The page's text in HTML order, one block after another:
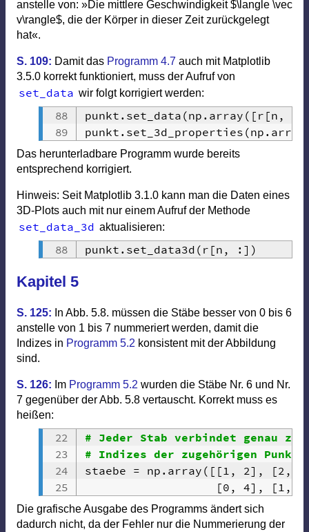
anstelle von: »Die mittlere Geschwindigkeit $\langle \vec
v\rangle$, die der Körper in dieser Zeit zurückgelegt
hat«.
S. 109: Damit das Programm 4.7 auch mit Matplotlib
3.5.0 korrekt funktioniert, muss der Aufruf von
set_data wir folgt korrigiert werden:
punkt . set_data (np . array ( [ r [n ,
punkt . set_3d_properties (np . array
Das herunterladbare Programm wurde bereits
entsprechend korrigiert.
Hinweis: Seit Matplotlib 3.1.0 kann man die Daten eines
3D-Plots auch mit nur einem Aufruf der Methode
set_data_3d aktualisieren:
punkt . set_data3d ( r [n , : ] )
Kapitel 5
S. 125: In Abb. 5.8. müssen die Stäbe besser von 0 bis 6
anstelle von 1 bis 7 nummeriert werden, damit die
Indizes in Programm 5.2 konsistent mit der Abbildung
sind.
S. 126: Im Programm 5.2 wurden die Stäbe Nr. 6 und Nr.
7 gegenüber der Abb. 5.8 vertauscht. Korrekt muss es
heißen:
# Jeder Stab verbindet genau
# Indizes der zugehörigen
staebe = np . array ( [ [ 1 , 2] , [2 ,
[0 , 4] , [ 1 ,
Die grafische Ausgabe des Programms ändert sich
dadurch nicht, da der Fehler nur die Nummerierung der